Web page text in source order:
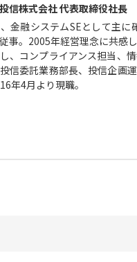
信株式会社 代表取締役社長
金融システムSEとして主
事。2005年経営理念に共感
、コンプライアンス担当、
信委託業務部長、投信企画
年4月より現職。